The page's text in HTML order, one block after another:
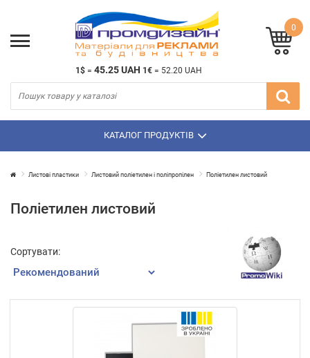
1$ = 45.25 UAH 1€ = 52.20 UAH
0
КАТАЛОГ ПРОДУКТІВ
Листові пластики Листовий поліетилен і поліпропілен Поліетилен листовий
Поліетилен листовий
Сортувати: